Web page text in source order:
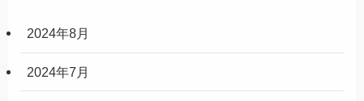
2024年8月
2024年7月